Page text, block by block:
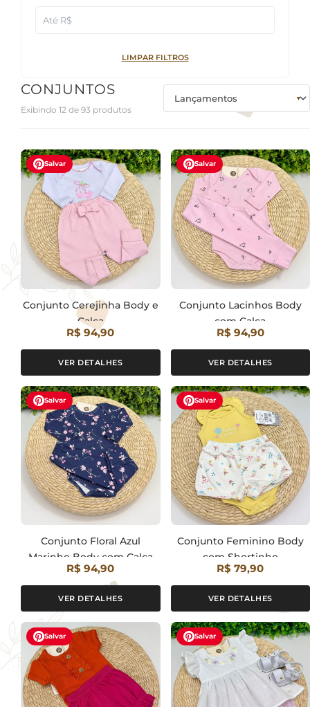
LIMPAR FILTROS
CONJUNTOS
Exibindo 12 de 93 produtos
Salvar
Conjunto Cerejinha Body e
Calça
R$ 94,90
VER DETALHES
Salvar
Conjunto Lacinhos Body
com Calça
R$ 94,90
VER DETALHES
Salvar
Conjunto Floral Azul
Marinho Body com Calça
R$ 94,90
VER DETALHES
Salvar
Conjunto Feminino Body
com Shortinho
R$ 79,90
VER DETALHES
Salvar Salvar